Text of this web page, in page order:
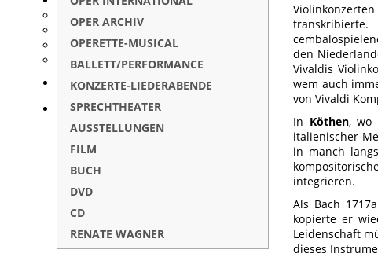
transkribierte.
den
Vivaldis
wem auch
von Vivaldi
In Köthen, wo
italienischer
in manch
integrieren.
Als Bach
kopierte er
Leidenschaft
dieses
OPER ARCHIV
OPERETTE-MUSICAL
BALLETT/PERFORMANCE
KONZERTE-LIEDERABENDE
SPRECHTHEATER
AUSSTELLUNGEN
FILM
BUCH
DVD
CD
RENATE WAGNER